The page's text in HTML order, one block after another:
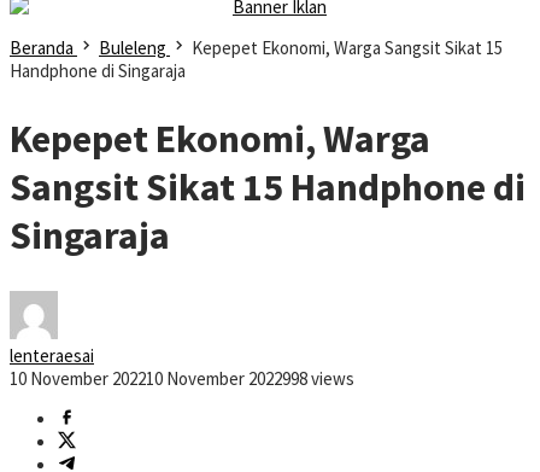
Beranda Buleleng
Kepepet Ekonomi, Warga Sangsit Sikat 15
Handphone di Singaraja
Kepepet Ekonomi, Warga
Sangsit Sikat 15 Handphone di
Singaraja
lenteraesai
10 November 202210 November 2022998 views